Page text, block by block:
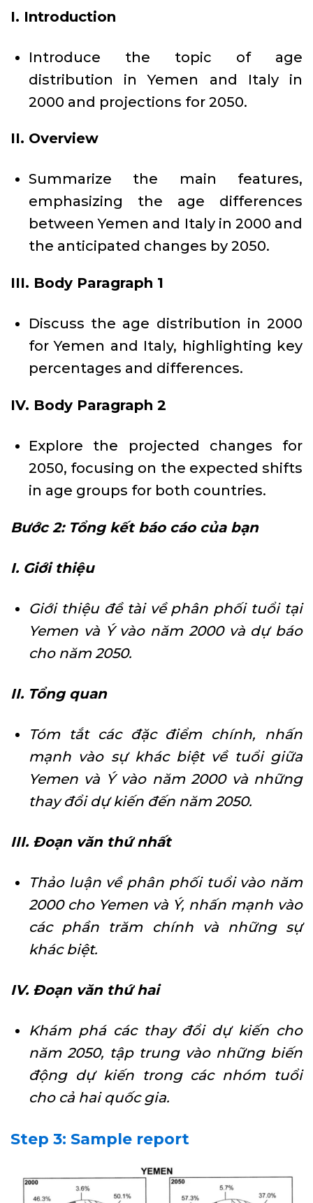
I. Introduction
Introduce the topic of age
distribution in Yemen and Italy in
2000 and projections for 2050.
II. Overview
Summarize the main features,
emphasizing the age differences
between Yemen and Italy in 2000 and
the anticipated changes by 2050.
III. Body Paragraph 1
Discuss the age distribution in 2000
for Yemen and Italy, highlighting key
percentages and differences.
IV. Body Paragraph 2
Explore the projected changes for
2050, focusing on the expected shifts
in age groups for both countries.
Bước 2: Tổng kết báo cáo của bạn
I. Giới thiệu
Giới thiệu đề tài về phân phối tuổi tại
Yemen và Ý vào năm 2000 và dự báo
cho năm 2050.
II. Tổng quan
Tóm tắt các đặc điểm chính, nhấn
mạnh vào sự khác biệt về tuổi giữa
Yemen và Ý vào năm 2000 và những
thay đổi dự kiến đến năm 2050.
III. Đoạn văn thứ nhất
Thảo luận về phân phối tuổi vào năm
2000 cho Yemen và Ý, nhấn mạnh vào
các phần trăm chính và những sự
khác biệt.
IV. Đoạn văn thứ hai
Khám phá các thay đổi dự kiến cho
năm 2050, tập trung vào những biến
động dự kiến trong các nhóm tuổi
cho cả hai quốc gia.
Step 3: Sample report